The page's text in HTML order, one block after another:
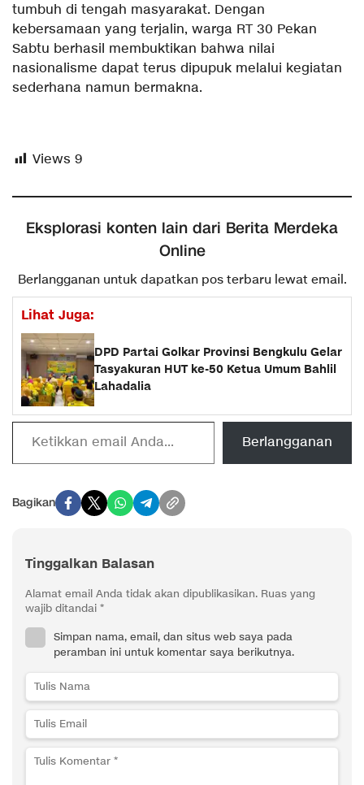
tumbuh di tengah masyarakat. Dengan
kebersamaan yang terjalin, warga RT 30 Pekan
Sabtu berhasil membuktikan bahwa nilai
nasionalisme dapat terus dipupuk melalui kegiatan
sederhana namun bermakna.
Views 9
Eksplorasi konten lain dari Berita Merdeka
Online
Berlangganan untuk dapatkan pos terbaru lewat email.
Lihat Juga:
‎DPD Partai Golkar Provinsi Bengkulu Gelar
Tasyakuran HUT ke-50 Ketua Umum Bahlil
Lahadalia
Ketikkan email Anda...
Berlangganan
Bagikan
Tinggalkan Balasan
Alamat email Anda tidak akan dipublikasikan. Ruas yang
wajib ditandai *
Simpan nama, email, dan situs web saya pada
peramban ini untuk komentar saya berikutnya.